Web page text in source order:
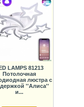
LAMPS 81213
Потолочная
люстра с
''Алиса''
и...